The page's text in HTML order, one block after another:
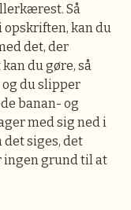
Så
kan du
det, der
du gøre, så
og du slipper
banan- og
med sig ned i
det siges, det
ingen grund til at